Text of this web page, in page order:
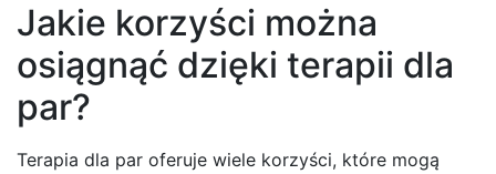
Jakie korzyści można
osiągnąć dzięki terapii dla
par?
Terapia dla par oferuje wiele korzyści, które mogą